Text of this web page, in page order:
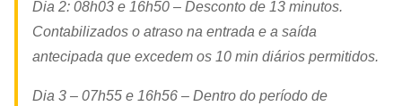
Dia 2: 08h03 e 16h50 – Desconto de 13 minutos.
Contabilizados o atraso na entrada e a saída
antecipada que excedem os 10 min diários permitidos.
Dia 3 – 07h55 e 16h56 – Dentro do período de